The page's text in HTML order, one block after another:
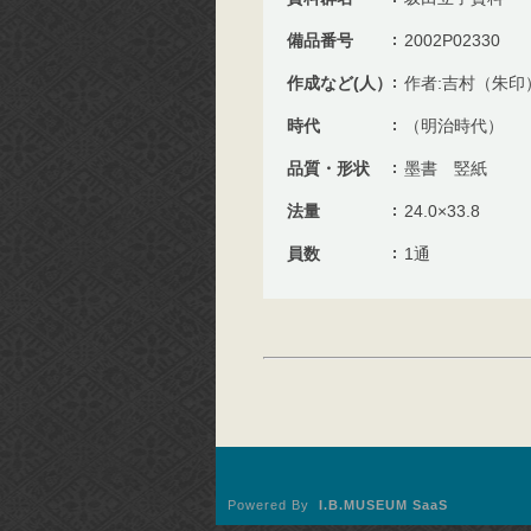
備品番号 2002P02330
作成など(人） 作者:吉村（朱印）
時代 （明治時代）
品質・形状 墨書 竪紙
法量 24.0×33.8
員数 1通
Powered By I.B.MUSEUM SaaS